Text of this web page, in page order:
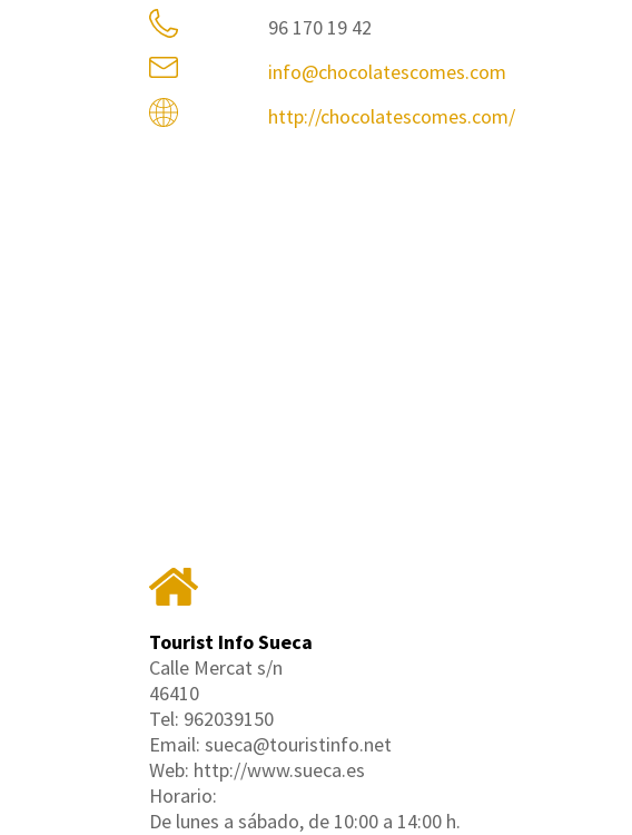
96 170 19 42
info@chocolatescomes.com
http://chocolatescomes.com/
Tourist Info Sueca
Calle Mercat s/n
46410
Tel: 962039150
Email: sueca@touristinfo.net
Web: http://www.sueca.es
Horario:
De lunes a sábado, de 10:00 a 14:00 h.